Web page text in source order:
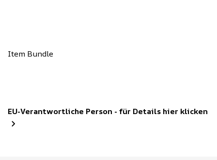
Item Bundle
EU-Verantwortliche Person - für Details hier klicken